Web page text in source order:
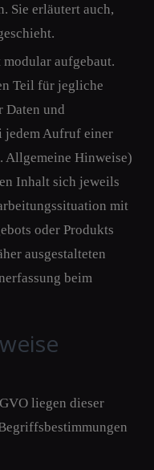
Sie erläutert auch,
aufgebaut.
Teil für jegliche
Daten und
jedem Aufruf einer
Allgemeine Hinweise)
Inhalt sich jeweils
mit
oder Produkts
ausgestalteten
beim
liegen dieser